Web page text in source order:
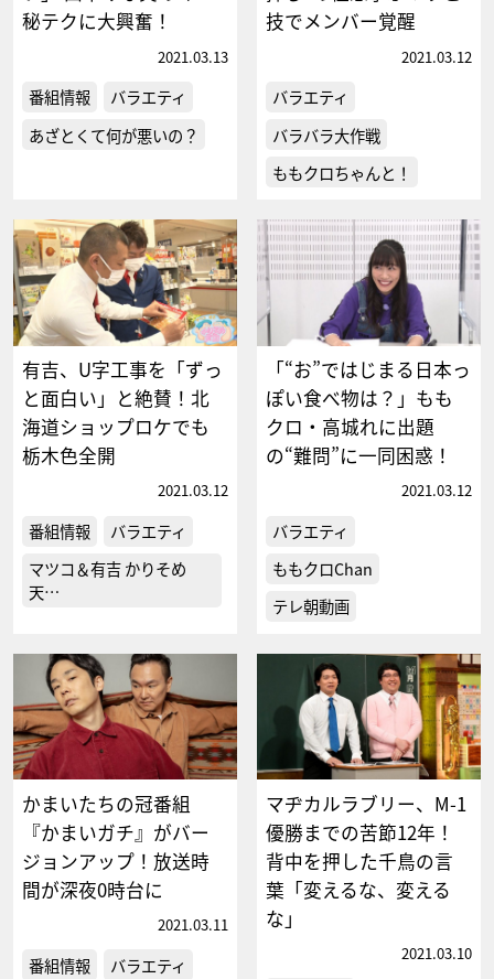
秘テクに大興奮！
2021.03.13
番組情報
バラエティ
あざとくて何が悪いの？
技でメンバー覚醒
2021.03.12
バラエティ
バラバラ大作戦
ももクロちゃんと！
有吉、U字工事を「ずっ
と面白い」と絶賛！北
海道ショップロケでも
栃木色全開
2021.03.12
番組情報
バラエティ
マツコ＆有吉 かりそめ
天…
「“お”ではじまる日本っ
ぽい食べ物は？」もも
クロ・高城れに出題
の“難問”に一同困惑！
2021.03.12
バラエティ
ももクロChan
テレ朝動画
かまいたちの冠番組
『かまいガチ』がバー
ジョンアップ！放送時
間が深夜0時台に
2021.03.11
番組情報 バラエティ
マヂカルラブリー、M-1
優勝までの苦節12年！
背中を押した千鳥の言
葉「変えるな、変える
な」
2021.03.10